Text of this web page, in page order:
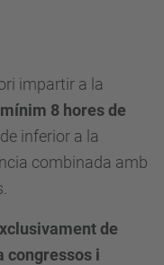
impartir a la
mínim 8 hores de
inferior a la
combinada amb
de
congressos i